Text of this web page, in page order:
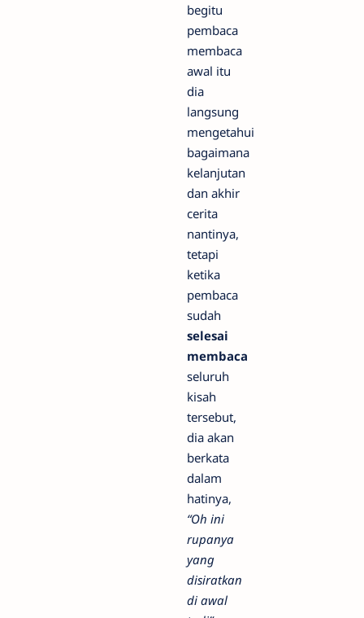
begitu
pembaca
membaca
awal itu
dia
langsung
mengetahui
bagaimana
kelanjutan
dan akhir
cerita
nantinya,
tetapi
ketika
pembaca
sudah
selesai
membaca
seluruh
kisah
tersebut,
dia akan
berkata
dalam
hatinya,
“Oh ini
rupanya
yang
disiratkan
di awal